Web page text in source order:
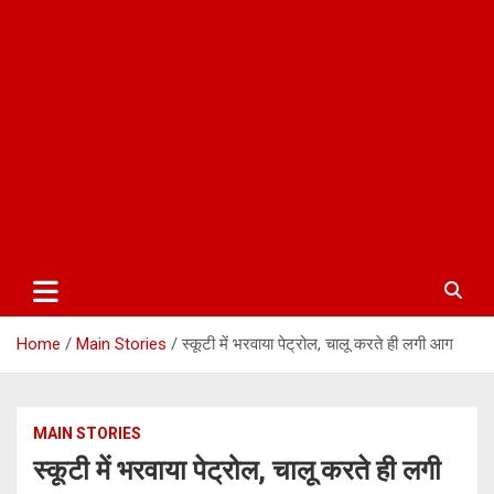
Home Main Stories स्कूटी में भरवाया पेट्रोल, चालू करते ही लगी आग
MAIN STORIES
स्कूटी में भरवाया पेट्रोल, चालू करते ही लगी